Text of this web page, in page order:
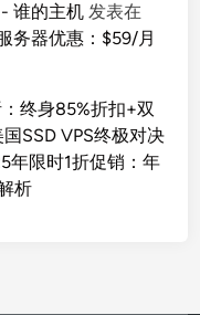
谁的主机 发表在
务器优惠：$59/月
终身85%折扣+双
SSD VPS终极对决
年限时1折促销：年
析